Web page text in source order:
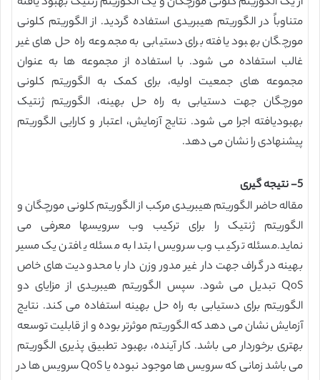
متناوباً در الگوریتم هیبریدی استفاده گردید. از الگوریتم کلونی
مورچگان بهبود یافته برای دستیابی به مجموعه راه حل های غیر
غالب استفاده می شود. با استفاده از مجموعه ها به عنوان
مجموعه های جمعیت اولیه، برای کمک به الگوریتم کلونی
مورچگان جهت دستیابی به راه حل بهینه، الگوریتم ژنتیک
بهبودیافته اجرا می شود. نتایج آزمایش، اعتبار و کارایی الگوریتم
پیشنهادی را نشان می دهد.
5- نتیجه گیری
مقاله حاضر الگوریتم هیبریدی مرکب از الگوریتم کلونی مورچگان و
الگوریتم ژنتیک را برای ترکیب وب سرویسها معرفی می
نماید.مسئله ترکیب وب سرویس ابتدا به مسئله یافتن یک مسیر
بهینه در گراف جهت دار غیر مدور وزن دار با محدودیت های خاص
QoS تبدیل می شود. سپس الگوریتم هیبریدی از مزایای دو
الگوریتم برای دستیابی به راه حل بهینه استفاده می کند. نتایج
آزمایش نشان می دهد که الگوریتم موثرتر بوده و از قابلیت توسعه
بهتری برخوردار می باشد. کار آینده، بهبود تطبیق پذیری الگوریتم
می باشد زمانی که سرویس ها موجود نبوده یا QoS سرویس ها در